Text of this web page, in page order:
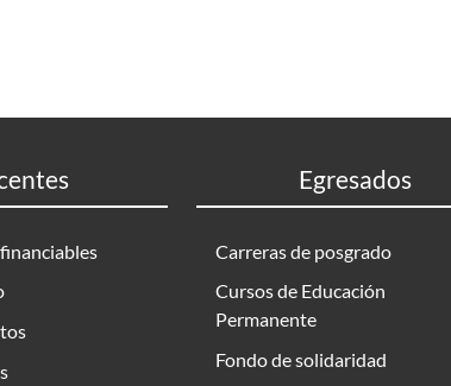
Egresados
Carreras de posgrado
Cursos de Educación
Permanente
Fondo de solidaridad